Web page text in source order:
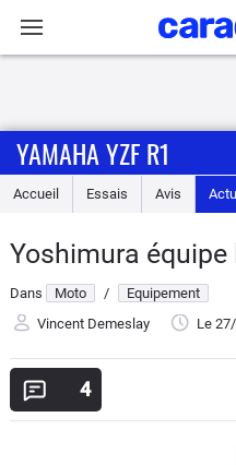
Accueil
Essais
Equipement
Avis
YAMAHA YZF R1
Accueil Essais Avis Actu
Yoshimura équipe
Dans Moto /
Equipement
Vincent Demeslay
Le
4